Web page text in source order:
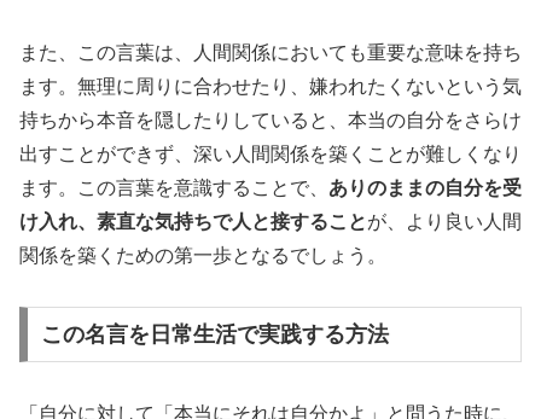
また、この言葉は、人間関係においても重要な意味を持ち
ます。無理に周りに合わせたり、嫌われたくないという気
持ちから本音を隠したりしていると、本当の自分をさらけ
出すことができず、深い人間関係を築くことが難しくなり
ます。この言葉を意識することで、 ありのままの自分を受
け入れ、素直な気持ちで人と接することが、より良い人間
関係を築くための第一歩となるでしょう。
この名言を日常生活で実践する方法
「自分に対して「本当にそれは自分かよ」と問うた時に、